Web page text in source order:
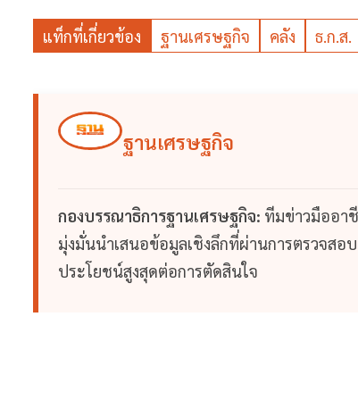
แท็กที่เกี่ยวข้อง ฐานเศรษฐกิจ คลัง ธ.ก.ส.
ฐานเศรษฐกิจ
กองบรรณาธิการฐานเศรษฐกิจ: ทีมข่าวมืออา
มุ่งมั่นนำเสนอข้อมูลเชิงลึกที่ผ่านการตรวจส
ประโยชน์สูงสุดต่อการตัดสินใจ